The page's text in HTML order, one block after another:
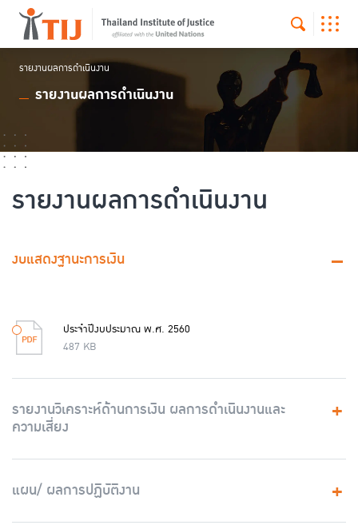
รายงานผลการดำเนินงาน
รายงานผลการดำเนินงาน
รายงานผลการดำเนินงาน
งบแสดงฐานะการเงิน
ประจำปีงบประมาณ พ.ศ. 2560
487 KB
รายงานวิเคราะห์ด้านการเงิน ผลการดำเนินงานและ
ความเสี่ยง
แผน/ ผลการปฏิบัติงาน